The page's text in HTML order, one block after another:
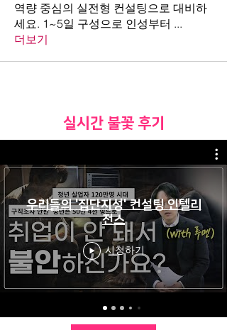
역량 중심의 실전형 컨설팅으로 대비하
세요. 1~5일 구성으로 인성부터 ...
더보기
​실시간 불꽃 후기
우리들의 '집단지성' 컨설팅 인텔리
전스
시청하기